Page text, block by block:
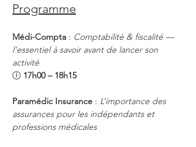
Programme
Médi-Compta : Comptabilité & fiscalité —
l’essentiel à savoir avant de lancer son
activité
🕕 17h00 – 18h15
Paramédic Insurance : L’importance des
assurances pour les indépendants et
professions médicales